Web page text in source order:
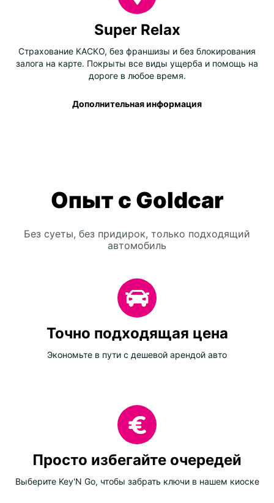
Super Relax
Страхование КАСКО, без франшизы и без блокирования
залога на карте. Покрыты все виды ущерба и помощь на
дороге в любое время.
Дополнительная информация
Опыт с Goldcar
Без суеты, без придирок, только подходящий
автомобиль
Точно подходящая цена
Экономьте в пути с дешевой арендой авто
Просто избегайте очередей
Выберите Key'N Go, чтобы забрать ключи в нашем киоске